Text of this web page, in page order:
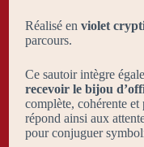
Réalisé en violet
parcours.
Ce sautoir intègre
recevoir le bijou
complète, cohérente et
répond ainsi aux
pour conjuguer